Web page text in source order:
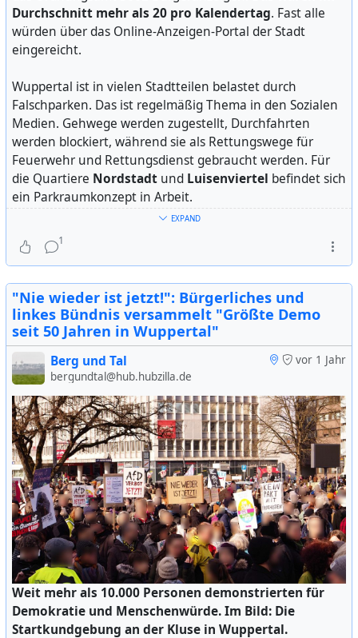
Ich berichte vom Besuch der Kundgebung und anhand von
Äußerungen der Beteiligten über den Streit zwischen
Lehmann und der Stadthalle.
#wuppertal#zoo#zoos#missionerde#zensur
#meinungsfreiheit
quer.
#wuppertal
Durchschnitt mehr als 20 pro Kalendertag. Fast alle
würden über das Online-Anzeigen-Portal der Stadt
eingereicht.
Wuppertal ist in vielen Stadtteilen belastet durch
Falschparken. Das ist regelmäßig Thema in den Sozialen
Medien. Gehwege werden zugestellt, Durchfahrten
werden blockiert, während sie als Rettungswege für
Feuerwehr und Rettungsdienst gebraucht werden. Für
die Quartiere Nordstadt und Luisenviertel befindet sich
ein Parkraumkonzept in Arbeit.
In ihrer Antwort auf die Informationsanfrage stellt die
Stadtverwaltung dar, dass 369 Anzeigen zu einem
Bußgeldverfahrenführten, also ein Zehntel. Das
Presseamt erläuterte dazu auf Nachfrage dieses
Newsletters: "Jede der aufgezählten Anzeigen führt zu
einem Verwarngeld, dem sogenannten Knöllchen, aber
erst wenn nicht gezahlt wird und auch nach Mahnung
am Ende eine Zahlung verweigert wird, kommt es zum
Bußgeld."
"Anzahl Bürgeranzeigen Falschparken"
auf der Webseite Frag den Staat
https://fragdenstaat.de/a/311896
#parken#verkehrswende#wuppertal
@Wuppertal 🚟
EXPAND
1
"Nie wieder ist jetzt!": Bürgerliches und
linkes Bündnis versammelt "Größte Demo
seit 50 Jahren in Wuppertal"
vor 1 Jahr
Berg und Tal
bergundtal@hub.hubzilla.de
Weit mehr als 10.000 Personen demonstrierten für
Demokratie und Menschenwürde. Im Bild: Die
Startkundgebung an der Kluse in Wuppertal.